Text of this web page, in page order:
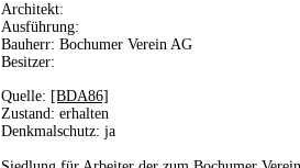
Architekt:
Ausführung:
Bauherr: Bochumer Verein AG
Besitzer:
Quelle: [BDA86]
Zustand: erhalten
Denkmalschutz: ja